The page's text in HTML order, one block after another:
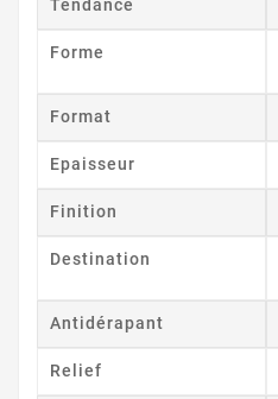
Tendance
Forme
Format
Epaisseur
Finition
Destination
Antidérapant
Relief